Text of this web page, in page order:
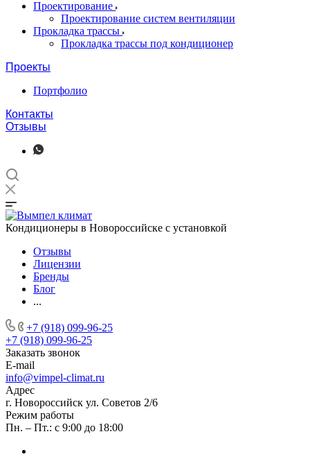
Проектирование
Проектирование систем вентиляции
Прокладка трассы
Прокладка трассы под кондиционер
Проекты
Портфолио
Контакты
Отзывы
Кондиционеры в Новороссийске с установкой
Отзывы
Лицензии
Бренды
Блог
...
+7 (918) 099-96-25
+7 (918) 099-96-25
Заказать звонок
E-mail
info@vimpel-climat.ru
Адрес
г. Новороссийск ул. Советов 2/6
Режим работы
Пн. – Пт.: с 9:00 до 18:00